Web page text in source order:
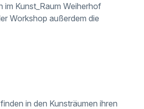
im Kunst_Raum Weiherhof
Workshop außerdem die
in den Kunsträumen ihren